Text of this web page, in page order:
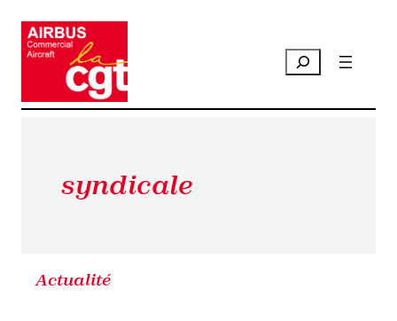
contenu
syndicale
Actualité